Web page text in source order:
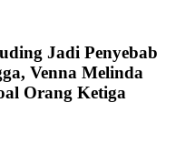
Jadi Penyebab
Venna Melinda
Orang Ketiga